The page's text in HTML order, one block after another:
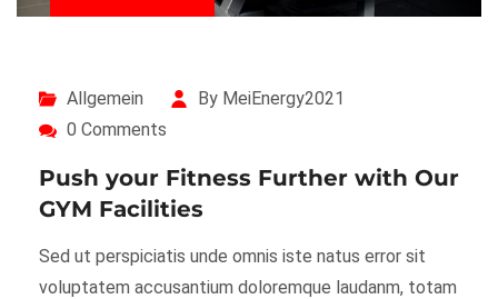
Allgemein
By MeiEnergy2021
0 Comments
Push your Fitness Further with Our
GYM Facilities
Sed ut perspiciatis unde omnis iste natus error sit
voluptatem accusantium doloremque laudanm, totam